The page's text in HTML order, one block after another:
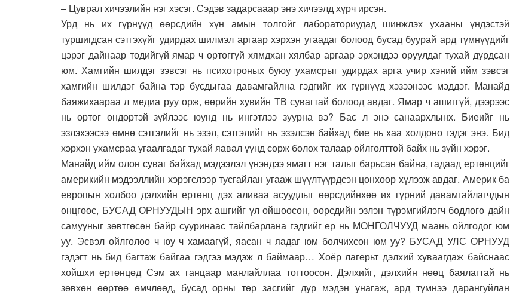
– Цуврал хичээлийн нэг хэсэг. Сэдэв задарсааар энэ хичээлд хүрч ирсэн.
Урд нь их гүрнүүд өөрсдийн хүн амын толгойг лабораториудад шинжлэх ухааны үндэстэй
туршигдсан сэтгэхүйг удирдах шилмэл аргаар хэрхэн угаадаг болоод бусад буурай ард түмнүүдийг
цэрэг дайнаар төдийгүй ямар ч өртөггүй хямдхан хялбар аргаар эрхэндээ оруулдаг тухай дурдсан
юм. Хамгийн шилдэг зэвсэг нь психотроных буюу ухамсрыг удирдах арга учир хэний ийм зэвсэг
хамгийн шилдэг байна тэр бусдыгаа давамгайлна гэдгийг их гүрнүүд хэзээнээс мэддэг. Манайд
баяжихаараа л медиа руу орж, өөрийн хувийн ТВ сувагтай болоод авдаг. Ямар ч ашиггүй, дээрээс
нь өртөг өндөртэй зүйлээс юунд нь ингэтлээ зуурна вэ? Бас л энэ санаархлынх. Биеийг нь
эзлэхээсээ өмнө сэтгэлийг нь эзэл, сэтгэлийг нь эзэлсэн байхад бие нь хаа холдоно гэдэг энэ. Бид
хэрхэн ухамсраа угаалгадаг тухай яавал үүнд сөрж болох талаар ойлголттой байх нь зүйн хэрэг.
Манайд ийм олон суваг байхад мэдээлэл үнэндээ ямагт нэг талыг барьсан байна, гадаад ертөнцийг
америкийн мэдээллийн хэрэгслээр тусгайлан угааж шүүлтүүрдсэн цонхоор хүлээж авдаг. Америк ба
европын холбоо дэлхийн ертөнц дэх аливаа асуудлыг өөрсдийнхөө их гүрний давамгайлагчдын
өнцгөөс, БУСАД ОРНУУДЫН эрх ашгийг үл ойшоосон, өөрсдийн эзлэн түрэмгийлэгч бодлого дайн
самууныг зөвтгөсөн байр сууринаас тайлбарлана гэдгийг ер нь МОНГОЛЧУУД маань ойлгодог юм
уу. Эсвэл ойлголоо ч юу ч хамаагүй, яасан ч яадаг юм болчихсон юм уу? БУСАД УЛС ОРНУУД
гэдэгт нь бид багтаж байгаа гэдгээ мэдэж л баймаар… Хоёр лагерьт дэлхий хуваагдаж байснаас
хойшхи ертөнцөд Сэм ах ганцаар манлайллаа тогтоосон. Дэлхийг, дэлхийн нөөц баялагтай нь
зөвхөн өөртөө өмчлөөд, бусад орны төр засгийг дур мэдэн унагаж, ард түмнээ дарангуйлан